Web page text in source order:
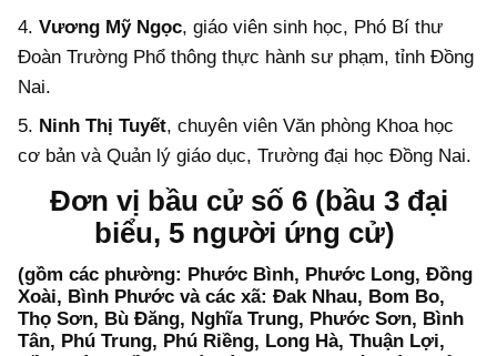
4. Vương Mỹ Ngọc, giáo viên sinh học, Phó Bí thư
Đoàn Trường Phổ thông thực hành sư phạm, tỉnh Đồng
Nai.
5. Ninh Thị Tuyết, chuyên viên Văn phòng Khoa học
cơ bản và Quản lý giáo dục, Trường đại học Đồng Nai.
Đơn vị bầu cử số 6 (bầu 3 đại
biểu, 5 người ứng cử)
(gồm các phường: Phước Bình, Phước Long, Đồng
Xoài, Bình Phước và các xã: Đak Nhau, Bom Bo,
Thọ Sơn, Bù Đăng, Nghĩa Trung, Phước Sơn, Bình
Tân, Phú Trung, Phú Riềng, Long Hà, Thuận Lợi,